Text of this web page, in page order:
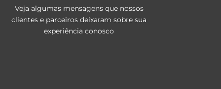
Veja algumas mensagens que nossos
clientes e parceiros deixaram sobre sua
experiência conosco